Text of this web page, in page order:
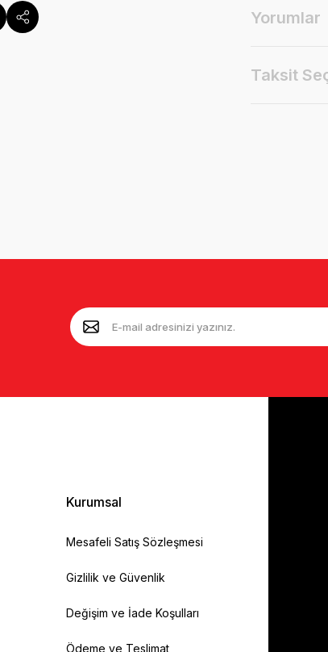
Yorumlar
Taksit
Kurumsal
Mesafeli Satış Sözleşmesi
Gizlilik ve Güvenlik
Değişim ve İade Koşulları
Ödeme ve Teslimat